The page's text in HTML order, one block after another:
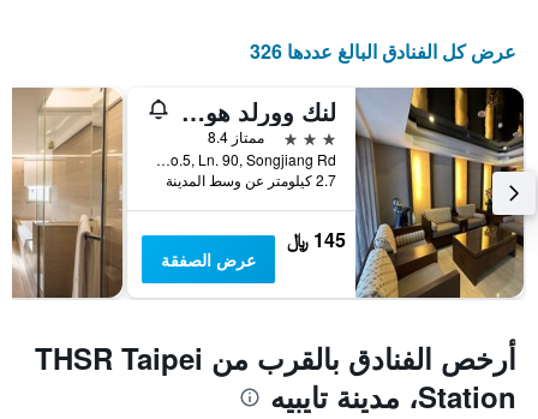
عرض كل الفنادق البالغ عددها 326
لنك وورلد هوتل تايبيه
3 نجوم
ممتاز 8.4
No.5, Ln. 90, Songjiang Rd., مدينة تايبيه, تايوان
2.7 كيلومتر عن وسط المدينة
145 ﷼
عرض الصفقة
أرخص الفنادق بالقرب من THSR Taipei
Station، مدينة تايبيه